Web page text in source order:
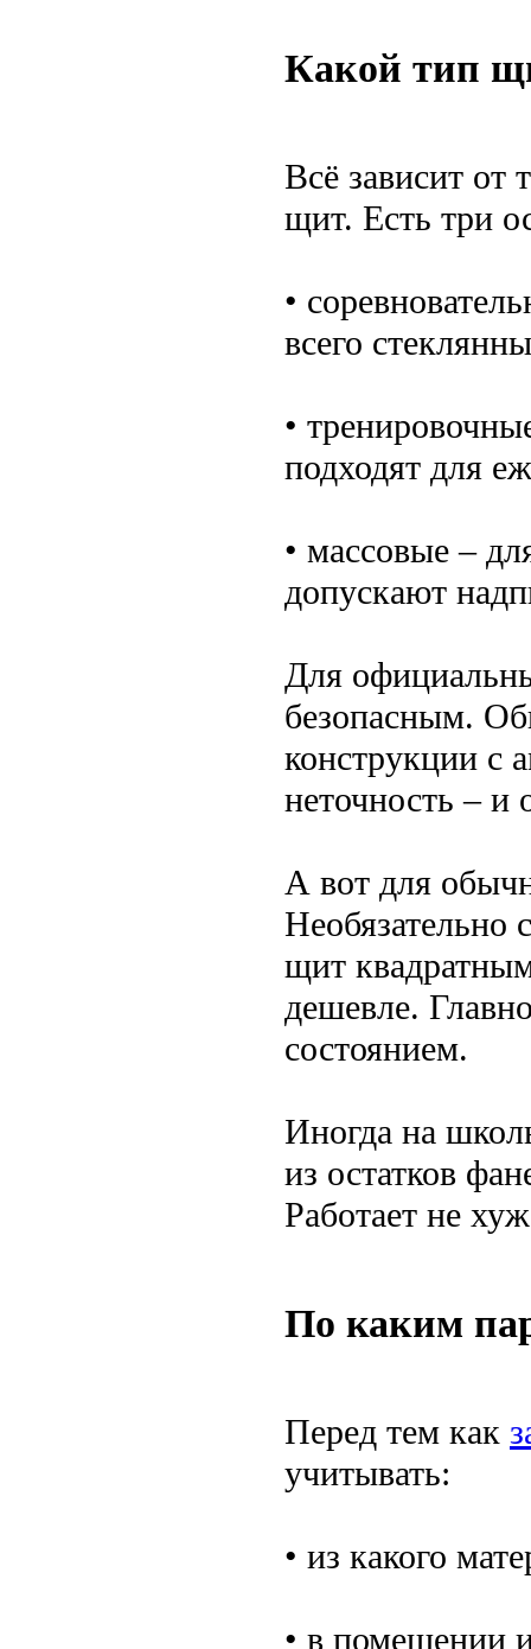
Какой тип
Всё зависит от
щит. Есть три
•
всего
•
подходят для
• массовые –
допускают
Для
безопасным.
конструкции с
неточность – и
А вот для
Необязательно
щит
дешевле.
состоянием.
Иногда на
из остатков
Работает не
По каким
Перед тем как
учитывать:
• из какого
• в помещении